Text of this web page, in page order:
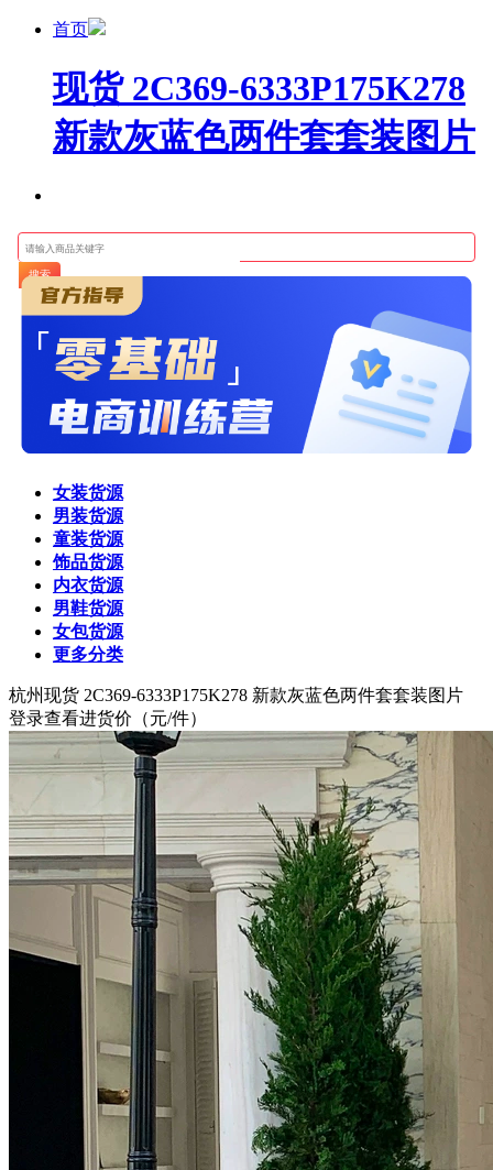
首页
现货 2C369-6333P175K278
新款灰蓝色两件套套装图片
搜索
女装货源
男装货源
童装货源
饰品货源
内衣货源
男鞋货源
女包货源
更多分类
杭州现货 2C369-6333P175K278 新款灰蓝色两件套套装图片
登录查看进货价 （元/件）